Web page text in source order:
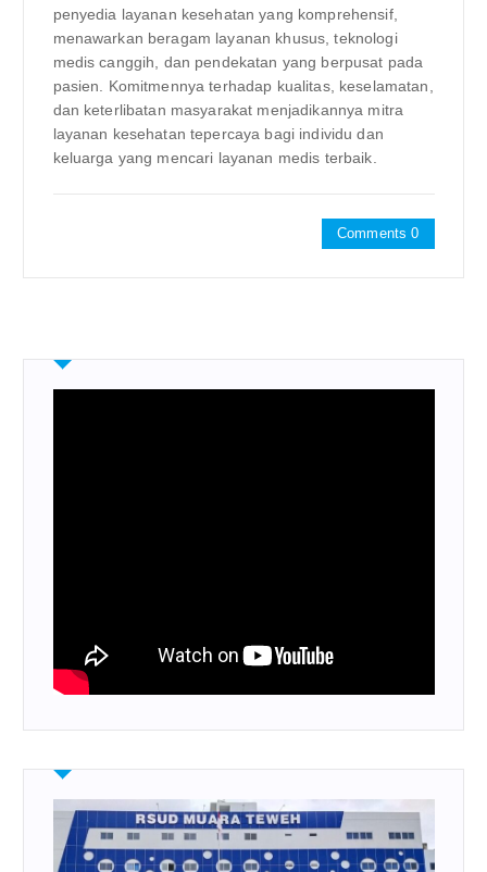
penyedia layanan kesehatan yang komprehensif,
menawarkan beragam layanan khusus, teknologi
medis canggih, dan pendekatan yang berpusat pada
pasien. Komitmennya terhadap kualitas, keselamatan,
dan keterlibatan masyarakat menjadikannya mitra
layanan kesehatan tepercaya bagi individu dan
keluarga yang mencari layanan medis terbaik.
Comments 0